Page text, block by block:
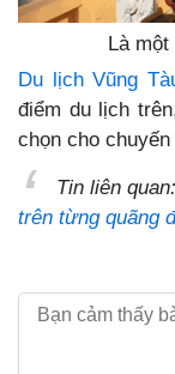
Là
Du lịch Vũng
điểm du lịch
chọn cho
Tin liên quan:
trên từng quãng